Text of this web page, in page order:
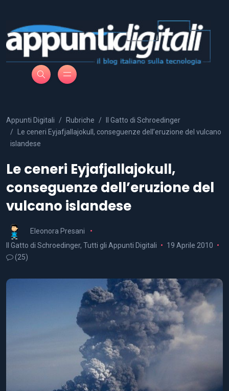
Appunti Digitali Rubriche
Il Gatto di Schroedinger
Le ceneri Eyjafjallajokull, conseguenze dell’eruzione del vulcano
islandese
Le ceneri Eyjafjallajokull,
conseguenze dell’eruzione del
vulcano islandese
Eleonora Presani
Il Gatto di Schroedinger, Tutti gli Appunti Digitali
19 Aprile 2010
(25)